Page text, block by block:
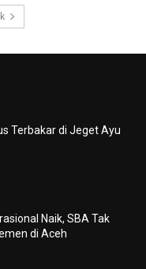
Terbakar di Jeget Ayu
Naik, SBA Tak
di Aceh